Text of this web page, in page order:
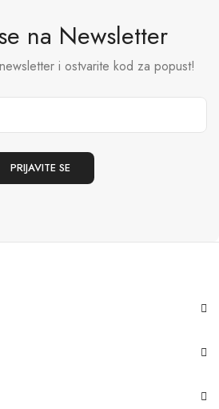
na Newsletter
i ostvarite kod za popust!